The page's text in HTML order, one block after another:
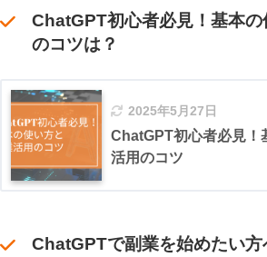
ChatGPT初心者必見！基本の
のコツは？
2025年5月27日
ChatGPT初心者必見！
活用のコツ
ChatGPTで副業を始めたい方